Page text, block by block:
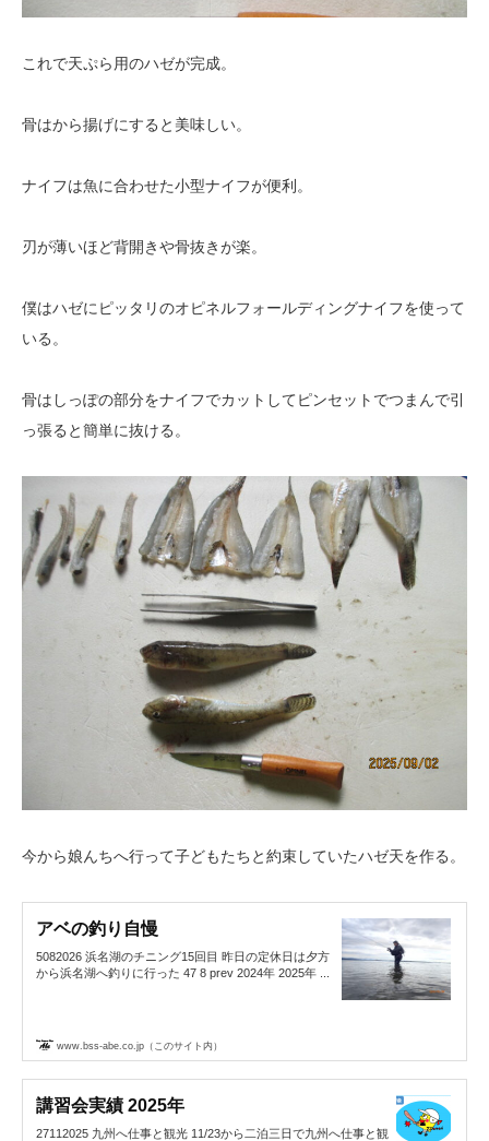
これで天ぷら用のハゼが完成。
骨はから揚げにすると美味しい。
ナイフは魚に合わせた小型ナイフが便利。
刃が薄いほど背開きや骨抜きが楽。
僕はハゼにピッタリのオピネルフォールディングナイフを使って
いる。
骨はしっぽの部分をナイフでカットしてピンセットでつまんで引
っ張ると簡単に抜ける。
今から娘んちへ行って子どもたちと約束していたハゼ天を作る。
アベの釣り自慢
5082026 浜名湖のチニング15回目 昨日の定休日は夕方
から浜名湖へ釣りに行った 47 8 prev 2024年 2025年 ...
www.bss-abe.co.jp（このサイト内）
講習会実績 2025年
27112025 九州へ仕事と観光 11/23から二泊三日で九州へ仕事と観